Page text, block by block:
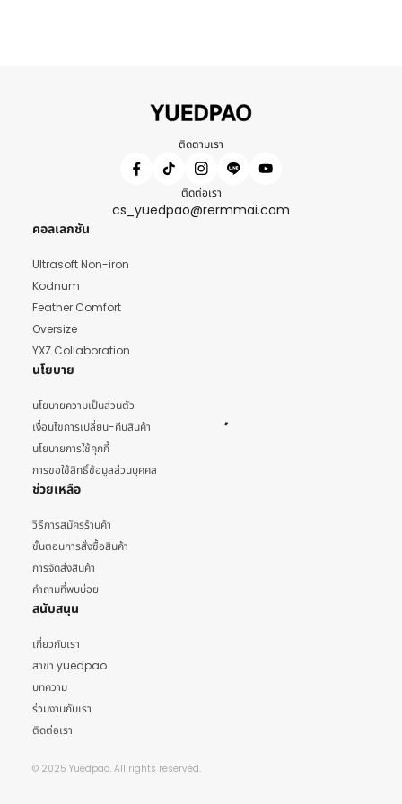
ติดตามเรา
ติดต่อเรา
cs_yuedpao@rermmai.com
คอลเลกชัน
Ultrasoft Non-iron
Kodnum
Feather Comfort
Oversize
YXZ Collaboration
นโยบาย
นโยบายความเป็นส่วนตัว
เงื่อนไขการเปลี่ยน-คืนสินค้า
นโยบายการใช้คุกกี้
การขอใช้สิทธิ์ข้อมูลส่วนบุคคล
ช่วยเหลือ
วิธีการสมัครร้านค้า
ขั้นตอนการสั่งซื้อสินค้า
การจัดส่งสินค้า
คำถามที่พบบ่อย
สนับสนุน
เกี่ยวกับเรา
สาขา yuedpao
บทความ
ร่วมงานกับเรา
ติดต่อเรา
© 2025 Yuedpao. All rights reserved.